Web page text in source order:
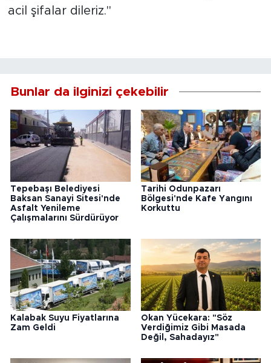
acil şifalar dileriz."
Bunlar da ilginizi çekebilir
Tepebaşı Belediyesi
Baksan Sanayi Sitesi'nde
Asfalt Yenileme
Çalışmalarını Sürdürüyor
Tarihi Odunpazarı
Bölgesi'nde Kafe Yangını
Korkuttu
Kalabak Suyu Fiyatlarına
Zam Geldi
Okan Yücekara: "Söz
Verdiğimiz Gibi Masada
Değil, Sahadayız"